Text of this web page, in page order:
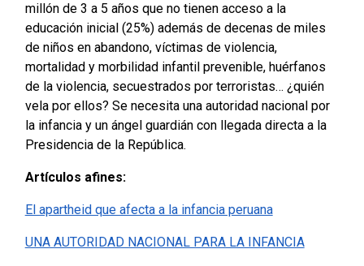
millón de 3 a 5 años que no tienen acceso a la
educación inicial (25%) además de decenas de miles
de niños en abandono, víctimas de violencia,
mortalidad y morbilidad infantil prevenible, huérfanos
de la violencia, secuestrados por terroristas… ¿quién
vela por ellos? Se necesita una autoridad nacional por
la infancia y un ángel guardián con llegada directa a la
Presidencia de la República.
Artículos afines:
El apartheid que afecta a la infancia peruana
UNA AUTORIDAD NACIONAL PARA LA INFANCIA